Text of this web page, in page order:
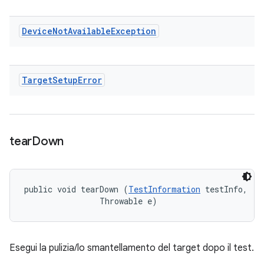
DeviceNotAvailableException
TargetSetupError
tearDown
public void tearDown (TestInformation testInfo,
                Throwable e)
Esegui la pulizia/lo smantellamento del target dopo il test.